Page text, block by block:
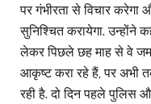
पर गंभीरता से विचार
सुनिश्चित करायेगा. उन्होंने
लेकर पिछले छह माह से वे
आकृष्ट करा रहे हैं, पर अभी
रही है. दो दिन पहले पुलिस